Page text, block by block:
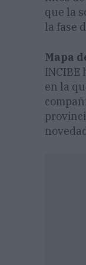
que la
la fase
Mapa
INCIBE
en la